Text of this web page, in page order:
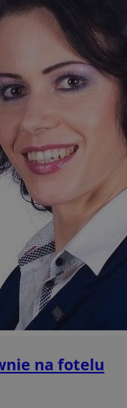
na fotelu